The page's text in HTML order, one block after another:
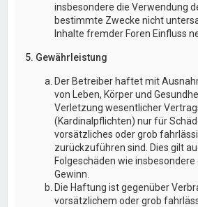
insbesondere die Verwendung
bestimmte Zwecke nicht
Inhalte fremder Foren Einfluss
5. Gewährleistung
Der Betreiber haftet mit
von Leben, Körper und
Verletzung wesentlicher
(Kardinalpflichten) nur für
vorsätzliches oder grob
zurückzuführen sind. Dies gilt
Folgeschäden wie
Gewinn.
Die Haftung ist gegenüber
vorsätzlichem oder grob